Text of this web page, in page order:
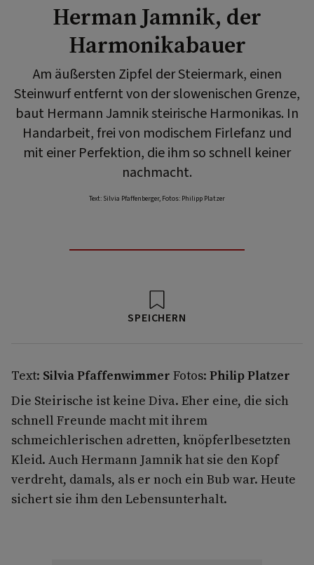
Herman Jamnik, der
Harmonikabauer
Am äußersten Zipfel der Steiermark, einen
Steinwurf entfernt von der slowenischen Grenze,
baut Hermann Jamnik steirische Harmonikas. In
Handarbeit, frei von modischem Firlefanz und
mit einer Perfektion, die ihm so schnell keiner
nachmacht.
Text: Silvia Pfaffenberger, Fotos: Philipp Platzer
SPEICHERN
Text: Silvia Pfaffenwimmer Fotos: Philip Platzer
Die Steirische ist keine Diva. Eher eine, die sich
schnell Freunde macht mit ihrem
schmeichlerischen adretten, knöpferlbesetzten
Kleid. Auch Hermann Jamnik hat sie den Kopf
verdreht, damals, als er noch ein Bub war. Heute
sichert sie ihm den Lebensunterhalt.